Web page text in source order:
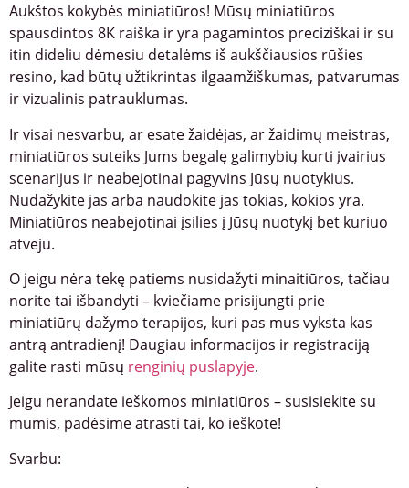
Aukštos kokybės miniatiūros! Mūsų miniatiūros
spausdintos 8K raiška ir yra pagamintos preciziškai ir su
itin dideliu dėmesiu detalėms iš aukščiausios rūšies
resino, kad būtų užtikrintas ilgaamžiškumas, patvarumas
ir vizualinis patrauklumas.
Ir visai nesvarbu, ar esate žaidėjas, ar žaidimų meistras,
miniatiūros suteiks Jums begalę galimybių kurti įvairius
scenarijus ir neabejotinai pagyvins Jūsų nuotykius.
Nudažykite jas arba naudokite jas tokias, kokios yra.
Miniatiūros neabejotinai įsilies į Jūsų nuotykį bet kuriuo
atveju.
O jeigu nėra tekę patiems nusidažyti minaitiūros, tačiau
norite tai išbandyti – kviečiame prisijungti prie
miniatiūrų dažymo terapijos, kuri pas mus vyksta kas
antrą antradienį! Daugiau informacijos ir registraciją
galite rasti mūsų renginių puslapyje.
Jeigu nerandate ieškomos miniatiūros – susisiekite su
mumis, padėsime atrasti tai, ko ieškote!
Svarbu: